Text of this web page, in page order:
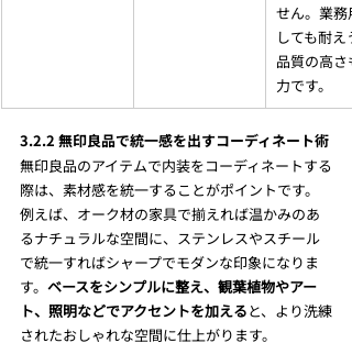
せん。業務
しても耐え
品質の高さ
力です。
3.2.2 無印良品で統一感を出すコーディネート術
無印良品のアイテムで内装をコーディネートする
際は、素材感を統一することがポイントです。
例えば、オーク材の家具で揃えれば温かみのあ
るナチュラルな空間に、ステンレスやスチール
で統一すればシャープでモダンな印象になりま
す。 ベースをシンプルに整え、観葉植物やアー
ト、照明などでアクセントを加えると、より洗練
されたおしゃれな空間に仕上がります。